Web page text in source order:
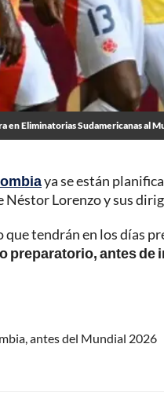
en Eliminatorias Sudamericanas al
ya se están
Néstor Lorenzo y sus
tendrán en los días
preparatorio, antes de
antes del Mundial 2026